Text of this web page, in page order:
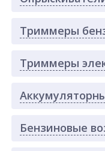
Триммеры
Триммеры
Бензиновые